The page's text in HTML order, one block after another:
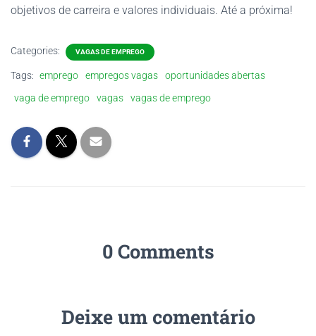
objetivos de carreira e valores individuais. Até a próxima!
Categories: VAGAS DE EMPREGO
Tags: emprego empregos vagas
oportunidades abertas
vaga de emprego
vagas vagas de emprego
0 Comments
Deixe um comentário